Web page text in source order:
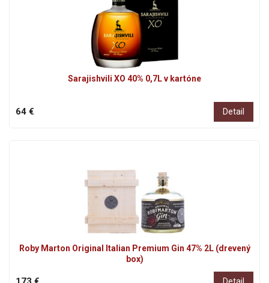
Sarajishvili XO 40% 0,7L v kartóne
64 € Detail
Roby Marton Original Italian Premium Gin 47% 2L (drevený
box)